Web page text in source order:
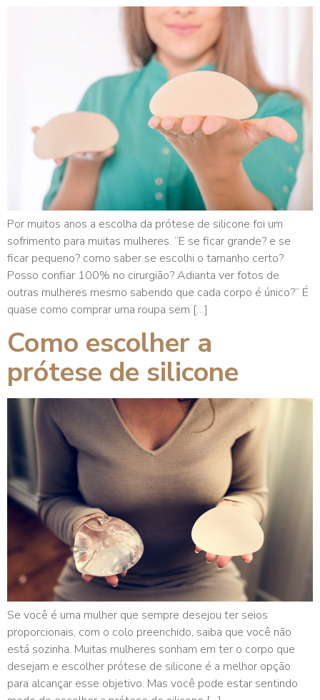
Por muitos anos a escolha da prótese de silicone foi um
sofrimento para muitas mulheres. “E se ficar grande? e se
ficar pequeno? como saber se escolhi o tamanho certo?
Posso confiar 100% no cirurgião? Adianta ver fotos de
outras mulheres mesmo sabendo que cada corpo é único?” É
quase como comprar uma roupa sem […]
Como escolher a
prótese de silicone
Se você é uma mulher que sempre desejou ter seios
proporcionais, com o colo preenchido, saiba que você não
está sozinha. Muitas mulheres sonham em ter o corpo que
desejam e escolher prótese de silicone é a melhor opção
para alcançar esse objetivo. Mas você pode estar sentindo